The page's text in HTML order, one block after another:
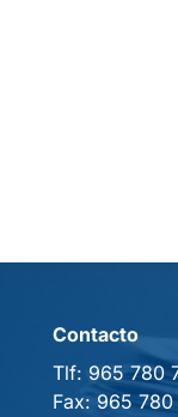
Contacto
Tlf: 965 780
Fax: 965 780